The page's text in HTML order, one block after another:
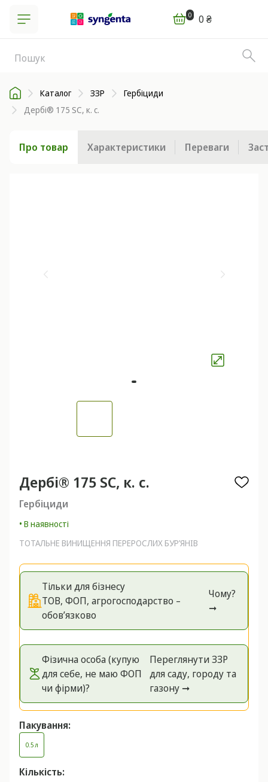
0 0 ₴
Каталог ЗЗР
Гербіциди
Дербі® 175 SC, к. с.
Про товар Характеристики Переваги
Дербі® 175 SC, к. с.
Гербіциди
• В наявності
ТОТАЛЬНЕ ВИНИЩЕННЯ ПЕРЕРОСЛИХ БУР’ЯНІВ
Тільки для бізнесу
ТОВ, ФОП, агрогосподарство –
обов’язково
Чому?
➞
Фізична особа (купую
для себе, не маю ФОП
чи фірми)?
Переглянути ЗЗР
для саду, городу та
газону ➞
Пакування:
0.5 л
Кількість: